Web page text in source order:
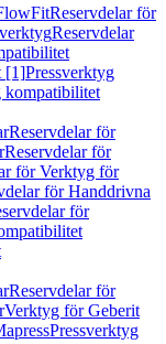
Reservdelar för
Reservdelar
[1]Pressverktyg
kompatibilitet
Reservdelar för
Reservdelar för
för Verktyg för
för Handdrivna
för
Reservdelar för
Verktyg för Geberit
Pressverktyg